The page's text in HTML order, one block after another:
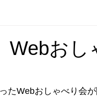
おし
たWebおしゃべり会が